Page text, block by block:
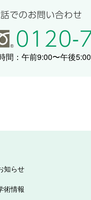
間：午前9:00〜午後5:00
知らせ
術情報